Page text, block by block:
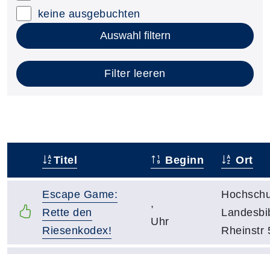
keine ausgebuchten
Auswahl filtern
Filter leeren
Titel Beginn Ort
Escape Game:
Rette den
Riesenkodex!
,
Uhr
Rheinstr